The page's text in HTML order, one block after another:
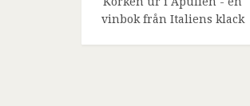
vinbok från Italiens klack